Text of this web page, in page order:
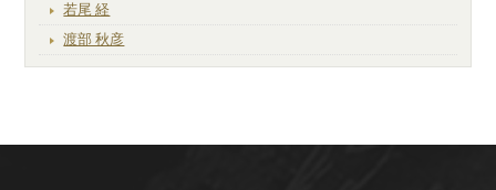
若尾 経
渡部 秋彦